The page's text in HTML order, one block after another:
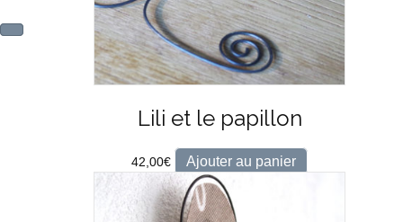
Lili et le papillon
42,00€ Ajouter au panier